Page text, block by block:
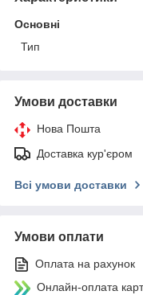
Основні
Тип
Умови доставки
Нова Пошта
Доставка кур'єром
Всі умови доставки
Умови оплати
Оплата на рахунок
Онлайн-оплата